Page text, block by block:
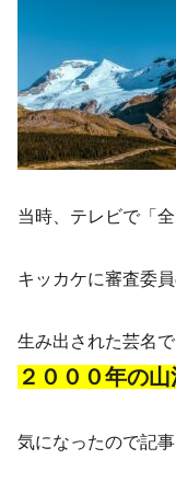
当時、テレビで「
キッカケに審査委
生み出された芸名
２０００年の山
気になったので記